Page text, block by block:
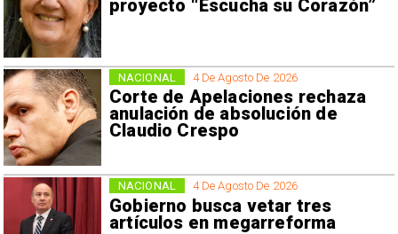
proyecto “Escucha su Corazón”
4 De Agosto De 2026
Corte de Apelaciones rechaza
anulación de absolución de
Claudio Crespo
NACIONAL
4 De Agosto De 2026
Gobierno busca vetar tres
artículos en megarreforma
NACIONAL